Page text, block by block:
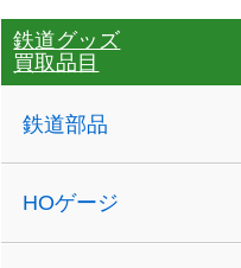
鉄道グッズ
買取品目
鉄道部品
HOゲージ